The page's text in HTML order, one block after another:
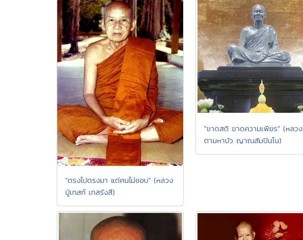
"ตรงไปตรงมา แต่คนไม่ชอบ" (หลวง
ปู่เทสก์ เทสรังสี)
"ขาดสติ ขาดความเพียร" (หลวง
ตามหาบัว ญาณสัมปันโน)